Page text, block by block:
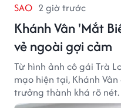
SAO 2 giờ trước
Khánh Vân 'Mắt
vẻ ngoài gợi cảm
Từ hình ảnh cô gái Trà
mạo hiện tại, Khánh
trưởng thành khá rõ nét.